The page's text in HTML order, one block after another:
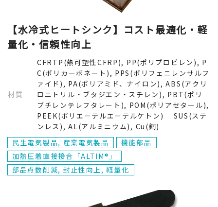
【水冷式ヒートシンク】コスト最適化・軽
量化・信頼性向上
材質
CFRTP(熱可塑性CFRP), PP(ポリプロピレン), P
C(ポリカーボネート), PPS(ポリフェニレンサルフ
ァイド), PA(ポリアミド、ナイロン), ABS(アクリ
ロニトリル・ブタジエン・スチレン), PBT(ポリ
ブチレンテレフタレート), POM(ポリアセタール),
PEEK(ポリエーテルエーテルケトン) SUS(ステ
ンレス), AL(アルミニウム), Cu(銅)
民生電気製品, 産業電気製品
機能部品
加熱圧着直接接合「ALTIM®」
部品点数削減, 封止性向上, 軽量化